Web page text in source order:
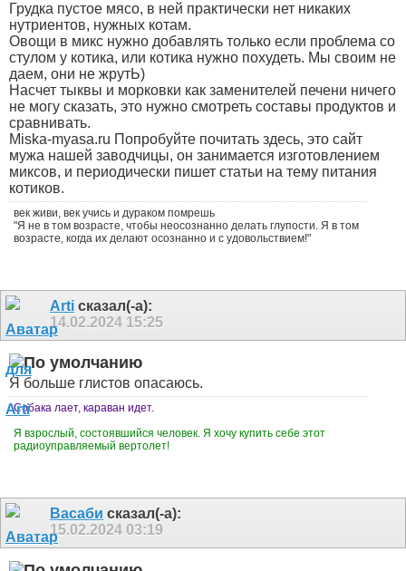
Грудка пустое мясо, в ней практически нет никаких
нутриентов, нужных котам.
Овощи в микс нужно добавлять только если проблема со
стулом у котика, или котика нужно похудеть. Мы своим не
даем, они не жрутЬ)
Насчет тыквы и морковки как заменителей печени ничего
не могу сказать, это нужно смотреть составы продуктов и
сравнивать.
Miska-myasa.ru Попробуйте почитать здесь, это сайт
мужа нашей заводчицы, он занимается изготовлением
миксов, и периодически пишет статьи на тему питания
котиков.
век живи, век учись и дураком помрешь
"Я не в том возрасте, чтобы неосознанно делать глупости. Я в том
возрасте, когда их делают осознанно и с удовольствием!"
Arti сказал(-а):
14.02.2024 15:25
Я больше глистов опасаюсь.
Собака лает, караван идет.
Я взрослый, состоявшийся человек. Я хочу купить себе этот
радиоуправляемый вертолет!
Васаби сказал(-а):
15.02.2024 03:19